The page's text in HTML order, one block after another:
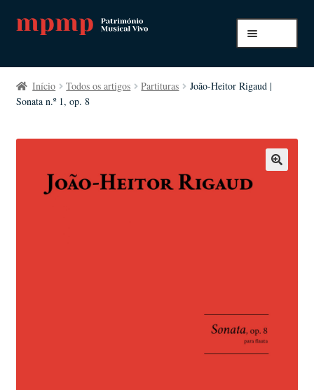
navegação
Saltar
conteúdo
Início
A minha conta
Pagamento e envio
Todos os artigos
Início Todos os artigos Partituras
João-Heitor Rigaud |
Sonata n.º 1, op. 8